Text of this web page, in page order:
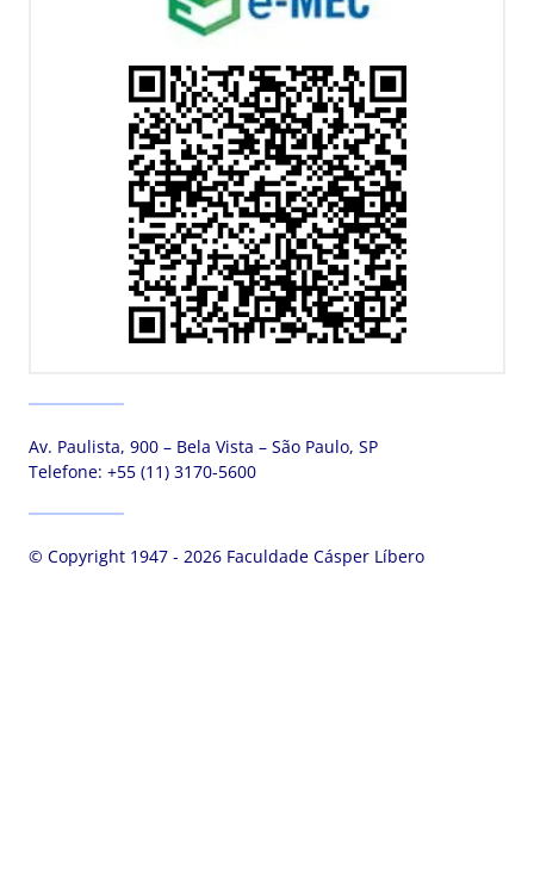
Av. Paulista, 900 – Bela Vista – São Paulo, SP
Telefone: +55 (11) 3170-5600
© Copyright 1947 - 2026 Faculdade Cásper Líbero